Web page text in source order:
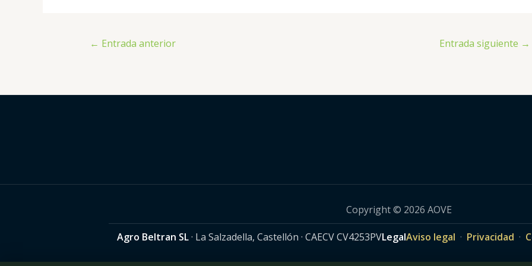
← Entrada anterior Entrada siguiente →
Copyright © 2026 AOVE
Agro Beltran SL· La Salzadella, Castellón · CAECV CV4253PVLegalAviso legal · Privacidad ·